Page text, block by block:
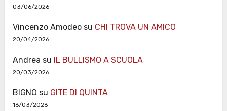
03/06/2026
Vincenzo Amodeosu CHI TROVA UN AMICO
20/04/2026
Andrea su IL BULLISMO A SCUOLA
20/03/2026
BIGNO su GITE DI QUINTA
16/03/2026